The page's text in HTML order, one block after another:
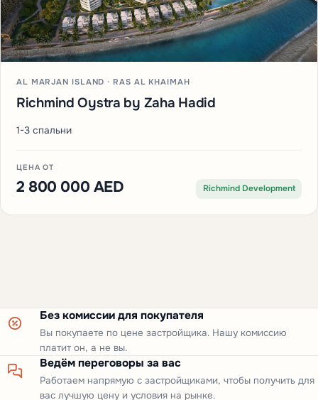
AL MARJAN ISLAND · RAS AL KHAIMAH
Richmind Oystra by Zaha Hadid
1-3 спальни
ЦЕНА ОТ
2 800 000 AED Richmind Development
Без комиссии для покупателя
Вы покупаете по цене застройщика. Нашу комиссию
платит он, а не вы.
Ведём переговоры за вас
Работаем напрямую с застройщиками, чтобы получить для
вас лучшую цену и условия на рынке.